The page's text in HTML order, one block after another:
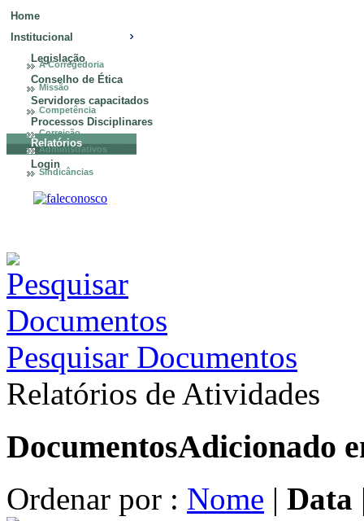
Home
Institucional
A Corregedoria
Missão
Competência
Correição
Legislação
Conselho de Ética
Servidores capacitados
Processos Disciplinares
Administrativos
Sindicâncias
Relatórios
Login
Pesquisar Documentos
Relatórios de Atividades
DocumentosAdicionado
Ordenar por : Nome | Data